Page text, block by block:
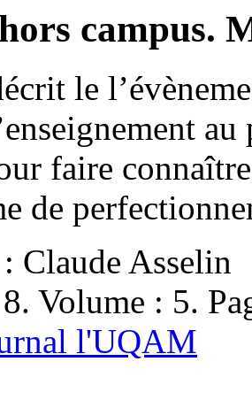
campus.
le
faire
de
Claude Asselin
Volume : 5.
l'UQAM